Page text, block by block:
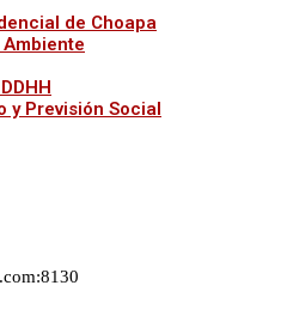
de Choapa
y Previsión Social